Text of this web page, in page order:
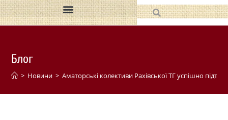
Блог
> Новини > Аматорські колективи Рахівської ТГ успішно